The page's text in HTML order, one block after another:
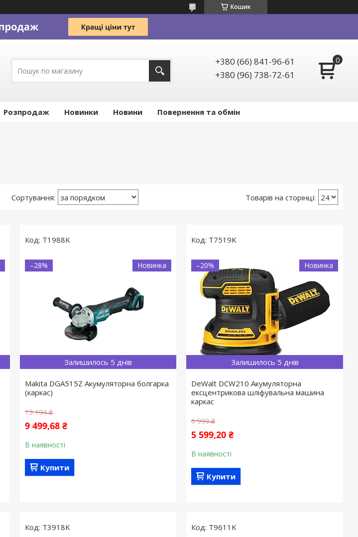
Кошик
+380 (66) 841-96-61
+380 (96) 738-72-61
Pозпродаж Новинки Новини Повернення та обмін
T1988K
Залишилось 5 днів
Новинка
–28%
Makita DGA515Z Акумуляторна болгарка
(каркас)
13 194 ₴
9 499,68 ₴
В наявності
Купити
T7519K
Залишилось 5 днів
Новинка
–20%
DeWalt DCW210 Акумуляторна
ексцентрикова шліфувальна машина
каркас
6 999 ₴
5 599,20 ₴
В наявності
Купити
T3918K T9611K